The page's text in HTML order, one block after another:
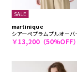
SALE
martinique
シアーペプラムプルオーバ
￥13,200（50%OFF）